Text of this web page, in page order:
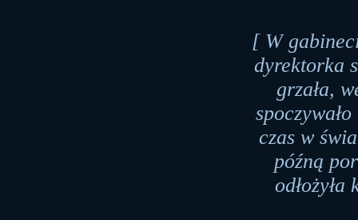
[ W
dyrektorka
grzała,
czas w
późną